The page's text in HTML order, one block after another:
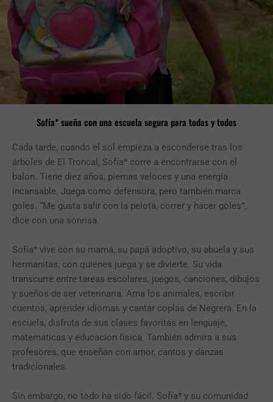
Sofía* sueña con una escuela segura para todas y todos
Cada tarde, cuando el sol empieza a esconderse tras los
árboles de El Troncal, Sofía* corre a encontrarse con el
balón. Tiene diez años, piernas veloces y una energía
incansable. Juega como defensora, pero también marca
goles. “Me gusta salir con la pelota, correr y hacer goles”,
dice con una sonrisa.
Sofía* vive con su mamá, su papá adoptivo, su abuela y sus
hermanitas, con quienes juega y se divierte. Su vida
transcurre entre tareas escolares, juegos, canciones, dibujos
y sueños de ser veterinaria. Ama los animales, escribir
cuentos, aprender idiomas y cantar coplas de Negrera. En la
escuela, disfruta de sus clases favoritas en lenguaje,
matemáticas y educación física. También admira a sus
profesores, que enseñan con amor, cantos y danzas
tradicionales.
Sin embargo, no todo ha sido fácil. Sofía* y su comunidad